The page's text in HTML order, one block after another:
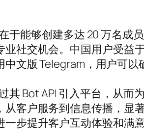
于能够创建多达 20 万名成
社交机会。中国用户受益
文版 Telegram，用户可
其 Bot API 引入平台，从
客户服务到信息传播，显
步提升客户互动体验和满意